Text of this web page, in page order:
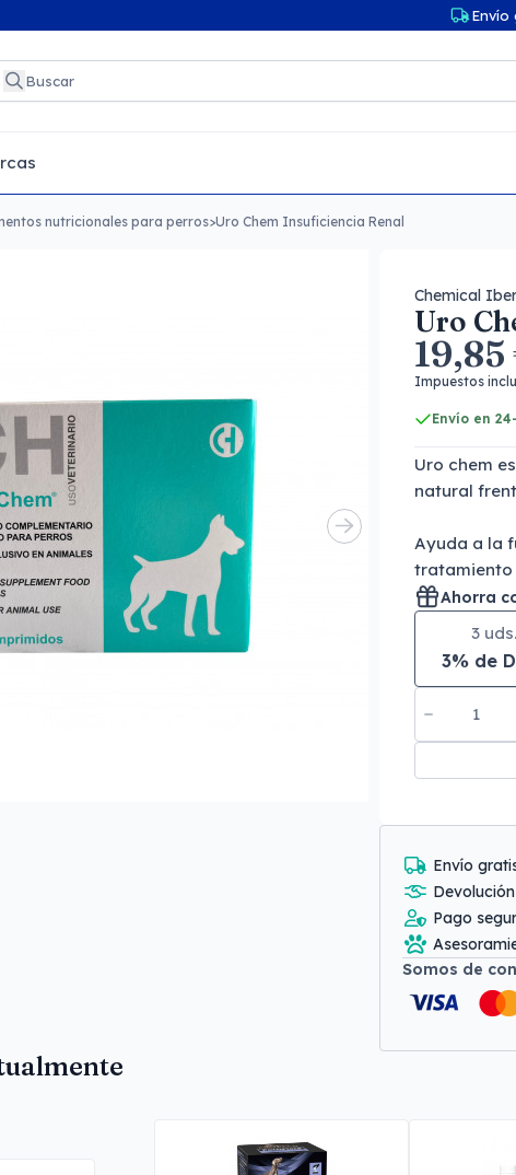
Envío
nutricionales para perros>Uro Chem Insuficiencia Renal
Chemical
Uro
19,85
Impuestos
Envío en
Uro chem
natural
Ayuda a la
Ahorra
3 uds.
3% de
Envío
Pago
Somos de